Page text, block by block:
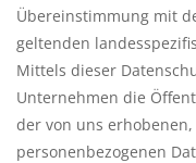
Möbel
Tipps
Fuchs Blog
Übereinstimmung mit
geltenden
Mittels dieser
Unternehmen die
der von uns
personenbezogenen